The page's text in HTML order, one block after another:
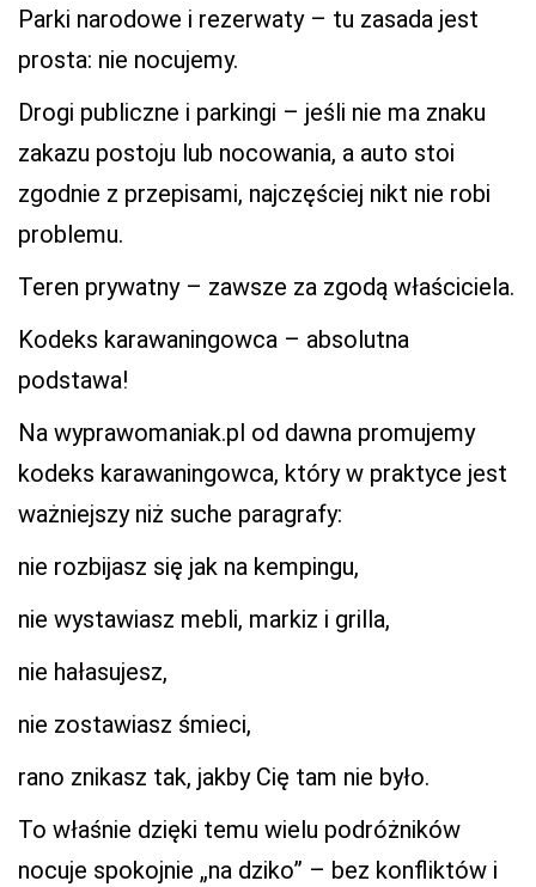
Parki narodowe i rezerwaty – tu zasada jest
prosta: nie nocujemy.
Drogi publiczne i parkingi – jeśli nie ma znaku
zakazu postoju lub nocowania, a auto stoi
zgodnie z przepisami, najczęściej nikt nie robi
problemu.
Teren prywatny – zawsze za zgodą właściciela.
Kodeks karawaningowca – absolutna
podstawa!
Na wyprawomaniak.pl od dawna promujemy
kodeks karawaningowca, który w praktyce jest
ważniejszy niż suche paragrafy:
nie rozbijasz się jak na kempingu,
nie wystawiasz mebli, markiz i grilla,
nie hałasujesz,
nie zostawiasz śmieci,
rano znikasz tak, jakby Cię tam nie było.
To właśnie dzięki temu wielu podróżników
nocuje spokojnie „na dziko” – bez konfliktów i